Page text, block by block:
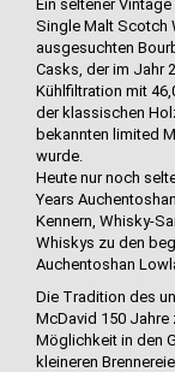
Ein seltener
Single Malt Scotch
ausgesuchten
Casks, der im Jahr
Kühlfiltration mit
der klassischen
bekannten limited
wurde.
Heute nur noch
Years
Kennern, Whisky-
Whiskys zu den
Auchentoshan
Die Tradition des
McDavid 150
Möglichkeit in den
kleineren